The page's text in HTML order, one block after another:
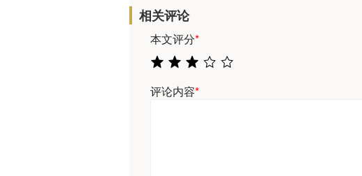
相关评论
本文评分*
评论内容*